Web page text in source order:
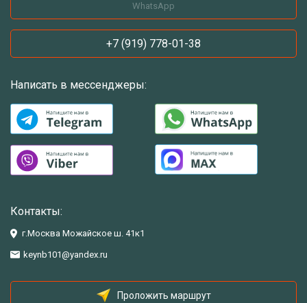
WhatsApp
+7 (919) 778-01-38
Написать в мессенджеры:
Контакты:
г.Москва Можайское ш. 41к1
keynb101@yandex.ru
Проложить маршрут